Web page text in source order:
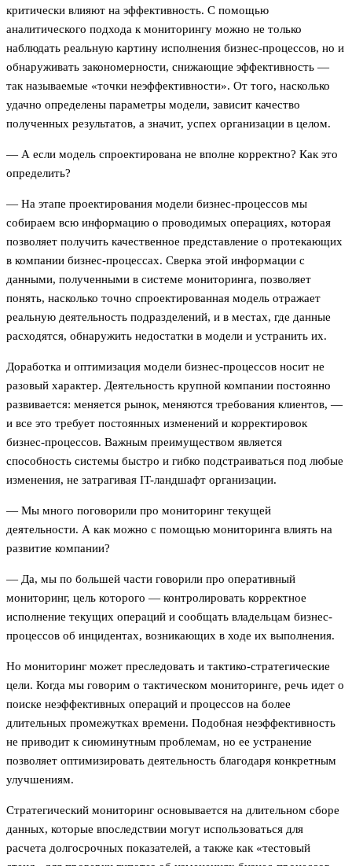
критически влияют на эффективность. С помощью
аналитического подхода к мониторингу можно не только
наблюдать реальную картину исполнения бизнес-процессов, но и
обнаруживать закономерности, снижающие эффективность —
так называемые «точки неэффективности». От того, насколько
удачно определены параметры модели, зависит качество
полученных результатов, а значит, успех организации в целом.
— А если модель спроектирована не вполне корректно? Как это
определить?
— На этапе проектирования модели бизнес-процессов мы
собираем всю информацию о проводимых операциях, которая
позволяет получить качественное представление о протекающих
в компании бизнес-процессах. Сверка этой информации с
данными, полученными в системе мониторинга, позволяет
понять, насколько точно спроектированная модель отражает
реальную деятельность подразделений, и в местах, где данные
расходятся, обнаружить недостатки в модели и устранить их.
Доработка и оптимизация модели бизнес-процессов носит не
разовый характер. Деятельность крупной компании постоянно
развивается: меняется рынок, меняются требования клиентов, —
и все это требует постоянных изменений и корректировок
бизнес-процессов. Важным преимуществом является
способность системы быстро и гибко подстраиваться под любые
изменения, не затрагивая IT-ландшафт организации.
— Мы много поговорили про мониторинг текущей
деятельности. А как можно с помощью мониторинга влиять на
развитие компании?
— Да, мы по большей части говорили про оперативный
мониторинг, цель которого — контролировать корректное
исполнение текущих операций и сообщать владельцам бизнес-
процессов об инцидентах, возникающих в ходе их выполнения.
Но мониторинг может преследовать и тактико-стратегические
цели. Когда мы говорим о тактическом мониторинге, речь идет о
поиске неэффективных операций и процессов на более
длительных промежутках времени. Подобная неэффективность
не приводит к сиюминутным проблемам, но ее устранение
позволяет оптимизировать деятельность благодаря конкретным
улучшениям.
Стратегический мониторинг основывается на длительном сборе
данных, которые впоследствии могут использоваться для
расчета долгосрочных показателей, а также как «тестовый